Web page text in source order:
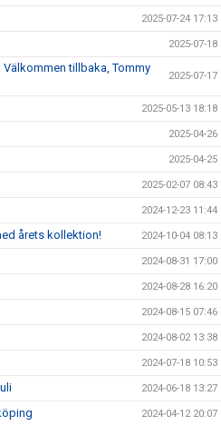
2025-07-24 17:13
2025-07-18
Välkommen tillbaka, Tommy
2025-07-17
2025-05-13 18:18
2025-04-26
2025-04-25
2025-02-07 08:43
2024-12-23 11:44
årets kollektion! 2024-10-04 08:13
2024-08-31 17:00
2024-08-28 16:20
2024-08-15 07:46
2024-08-02 13:38
2024-07-18 10:53
2024-06-18 13:27
2024-04-12 20:07